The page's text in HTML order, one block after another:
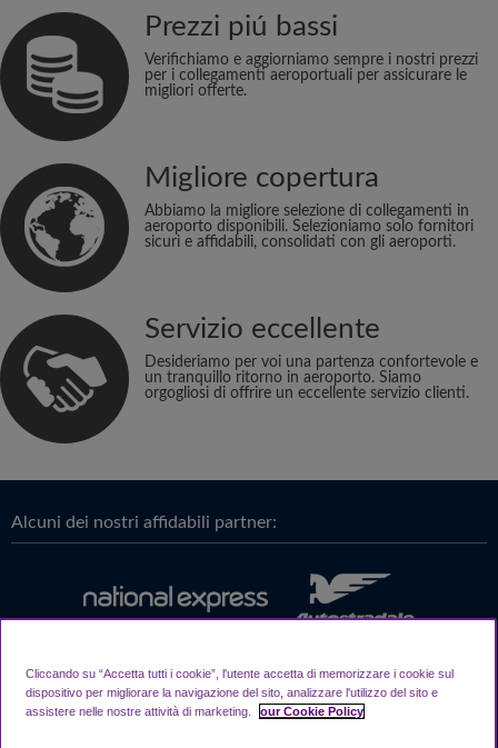
Prezzi piú bassi
Verifichiamo e aggiorniamo sempre i nostri prezzi
per i collegamenti aeroportuali per assicurare le
migliori offerte.
Migliore copertura
Abbiamo la migliore selezione di collegamenti in
aeroporto disponibili. Selezioniamo solo fornitori
sicuri e affidabili, consolidati con gli aeroporti.
Servizio eccellente
Desideriamo per voi una partenza confortevole e
un tranquillo ritorno in aeroporto. Siamo
orgogliosi di offrire un eccellente servizio clienti.
Alcuni dei nostri affidabili partner:
Cliccando su “Accetta tutti i cookie”, l'utente accetta di memorizzare i cookie sul
dispositivo per migliorare la navigazione del sito, analizzare l'utilizzo del sito e
assistere nelle nostre attività di marketing.
our Cookie Policy